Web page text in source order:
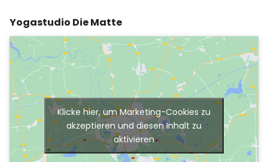
Yogastudio Die Matte
Klicke hier, um Marketing-Cookies zu
akzeptieren und diesen Inhalt zu
aktivieren